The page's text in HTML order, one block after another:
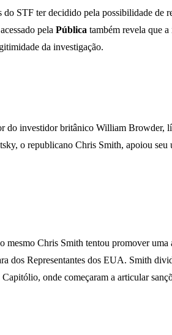
STF ter decidido pela possibilidade de
acessado pela Pública também revela que a
da investigação.
do investidor britânico William Browder,
o republicano Chris Smith, apoiou
mesmo Chris Smith tentou promover
dos Representantes dos EUA. Smith
onde começaram a articular